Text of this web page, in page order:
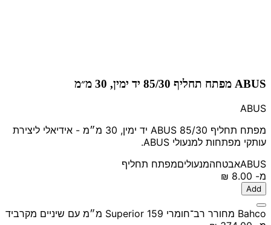
ABUS מפתח תחליף 85/30 יד ימין, 30 מ״מ
ABUS
מפתח תחליף ABUS 85/30 יד ימין, 30 מ״מ - אידיאלי ליצירת
עותקי מפתחות למנעולי ABUS.
ABUSאבטחהמנעוליםמפתח תחליף
מ-
Add
Bahco מחורר רב־חומרי Superior 159 מ״מ עם שיניים מקרביד